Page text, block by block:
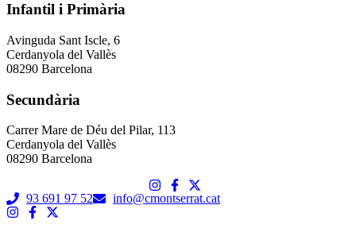
Infantil i Primària
Avinguda Sant Iscle, 6
Cerdanyola del Vallès
08290 Barcelona
Secundària
Carrer Mare de Déu del Pilar, 113
Cerdanyola del Vallès
08290 Barcelona
93 691 97 52 info@cmontserrat.cat